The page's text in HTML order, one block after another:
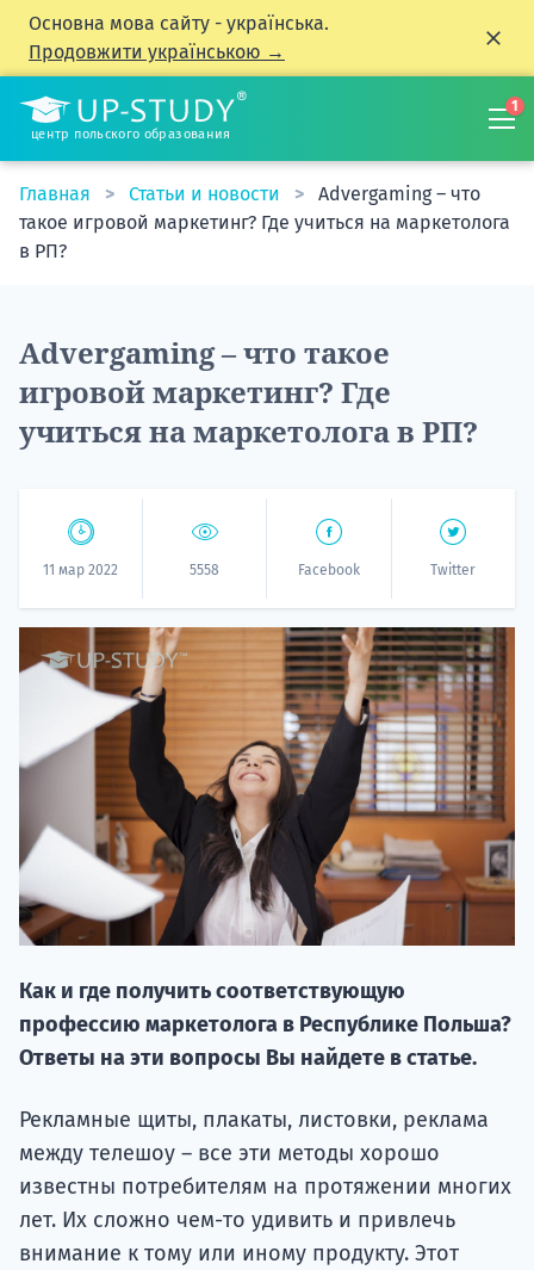
Основна мова сайту - українська.
Продовжити українською →
центр польского образования
1
Главная Статьи и новости
Advergaming – что
такое игровой маркетинг? Где учиться на маркетолога
в РП?
Advergaming – что такое
игровой маркетинг? Где
учиться на маркетолога в РП?
11 мар 2022 5558 Facebook Twitter
Как и где получить соответствующую
профессию маркетолога в Республике Польша?
Ответы на эти вопросы Вы найдете в статье.
Рекламные щиты, плакаты, листовки, реклама
между телешоу – все эти методы хорошо
известны потребителям на протяжении многих
лет. Их сложно чем-то удивить и привлечь
внимание к тому или иному продукту. Этот
НАБОР